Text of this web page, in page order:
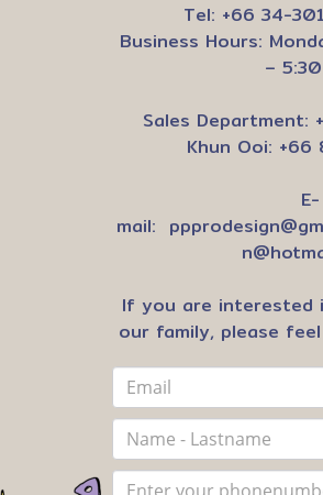
Tel: +66 34-
Business Hours:
–
Sales Department:
Khun Ooi: +66
E-
mail:
If you are interested
our family, please